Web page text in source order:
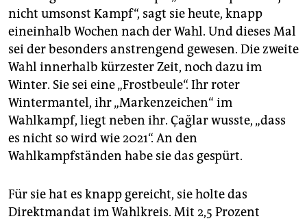
Bundesverfassungsgericht noch entscheiden.(akl)
nicht umsonst Kampf“, sagt sie heute, knapp
eineinhalb Wochen nach der Wahl. Und dieses Mal
sei der besonders anstrengend gewesen. Die zweite
Wahl innerhalb kürzester Zeit, noch dazu im
Winter. Sie sei eine „Frostbeule“. Ihr roter
Wintermantel, ihr „Markenzeichen“ im
Wahlkampf, liegt neben ihr. Çağlar wusste, „dass
es nicht so wird wie 2021“. An den
Wahlkampfständen habe sie das gespürt.
Für sie hat es knapp gereicht, sie holte das
Direktmandat im Wahlkreis. Mit 2,5 Prozent